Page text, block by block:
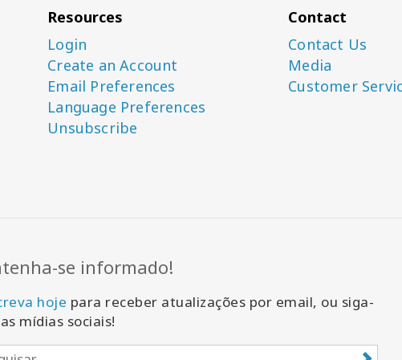
Resources
Login
Create an Account
Email Preferences
Language Preferences
Unsubscribe
Contact
Contact Us
Media
Customer
se informado!
hoje para receber atualizações por email, ou siga-
mídias sociais!